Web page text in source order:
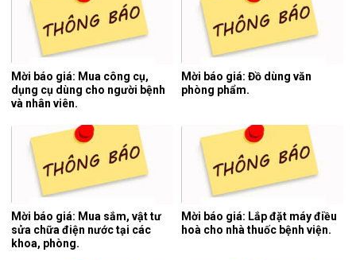
Mời báo giá: Mua công cụ,
dụng cụ dùng cho người bệnh
và nhân viên.
Mời báo giá: Đồ dùng văn
phòng phẩm.
Mời báo giá: Mua sắm, vật tư
sửa chữa điện nước tại các
khoa, phòng.
Mời báo giá: Lắp đặt máy điều
hoà cho nhà thuốc bệnh viện.